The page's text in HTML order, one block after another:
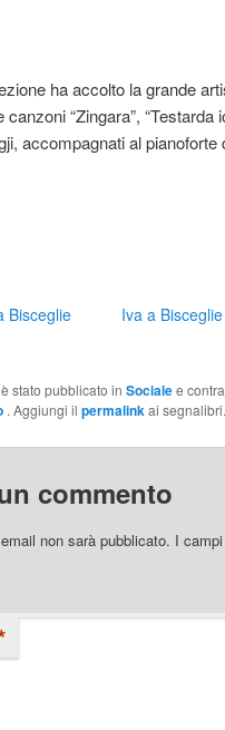
ha accolto la grande
canzoni “Zingara”,
accompagnati al
Bisceglie Iva a Bisceglie
stato pubblicato in Socialee
. Aggiungi il permalinkai segnalibri.
commento
non sarà pubblicato. I